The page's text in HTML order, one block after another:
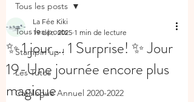
Tous les posts
Stampin'up !
Les Tutos
Catalogue Annuel 2020-2022
Tous les posts
✨ 1 jour … 1 Surprise! ✨ Jour
19-Une journée encore plus
magique
La Fée Kiki
19 déc. 2025 1 min de lecture